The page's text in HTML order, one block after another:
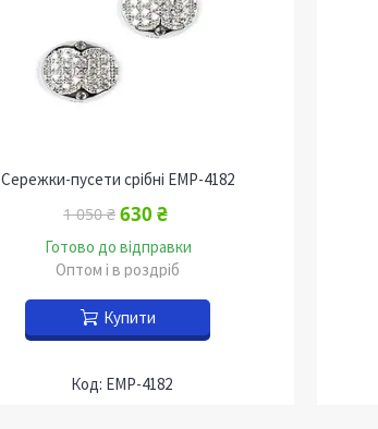
Сережки-пусети срібні EМР-4182
1 050 ₴ 630 ₴
Готово до відправки
Оптом і в роздріб
Купити
EМР-4182